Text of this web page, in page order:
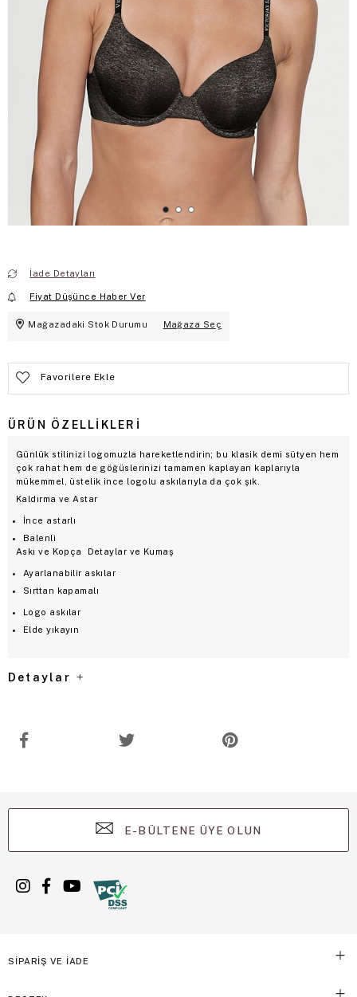
İade Detayları
Fiyat Düşünce Haber Ver
Mağazadaki Stok Durumu Mağaza Seç
Favorilere Ekle
ÜRÜN ÖZELLIKLERI
Günlük stilinizi logomuzla hareketlendirin; bu klasik demi sütyen hem
çok rahat hem de göğüslerinizi tamamen kaplayan kaplarıyla
mükemmel, üstelik ince logolu askılarıyla da çok şık.
Kaldırma ve Astar
İnce astarlı
Balenli
Askı ve Kopça
Ayarlanabilir askılar
Sırttan kapamalı
Detaylar ve Kumaş
Logo askılar
Elde yıkayın
Detaylar
E-BÜLTENE ÜYE OLUN
SİPARİŞ VE İADE